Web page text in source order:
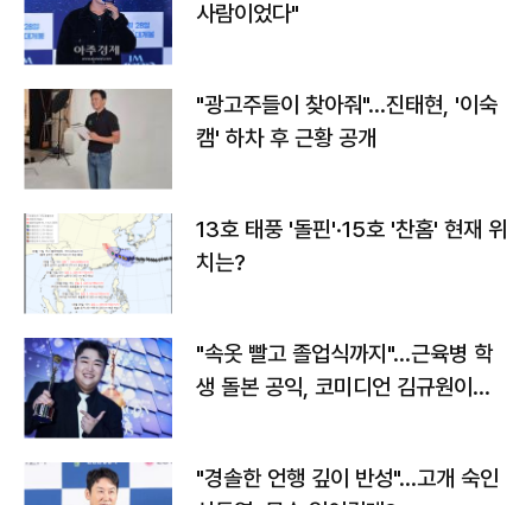
사람이었다"
"광고주들이 찾아줘"…진태현, '이숙
캠' 하차 후 근황 공개
13호 태풍 '돌핀'·15호 '찬홈' 현재 위
치는?
"속옷 빨고 졸업식까지"…근육병 학
생 돌본 공익, 코미디언 김규원이었
"경솔한 언행 깊이 반성"…고개 숙인